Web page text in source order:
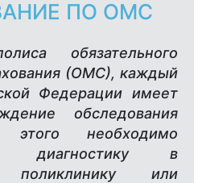
ПО ОМС
обязательного
(ОМС), каждый
Федерации имеет
обследования
этого необходимо
диагностику в
поликлинику или